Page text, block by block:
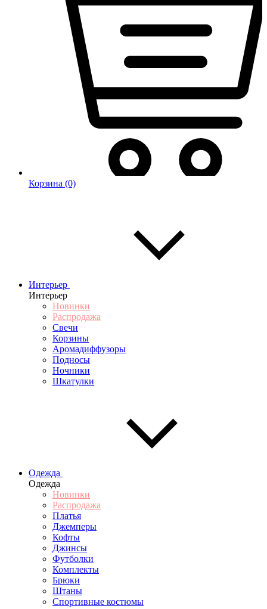
Корзина (0)
Интерьер
Интерьер
Новинки
Распродажа
Свечи
Корзины
Аромадиффузоры
Подносы
Ночники
Шкатулки
Одежда
Одежда
Новинки
Распродажа
Платья
Джемперы
Кофты
Джинсы
Футболки
Комплекты
Брюки
Штаны
Спортивные костюмы